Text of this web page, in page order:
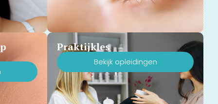
Praktijkles
Bekijk opleidingen